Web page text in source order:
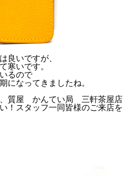
良いですが、
寒いです。
るので
になってきましたね。
、質屋 かんてい局 三軒茶屋店
！スタッフ一同皆様のご来店を